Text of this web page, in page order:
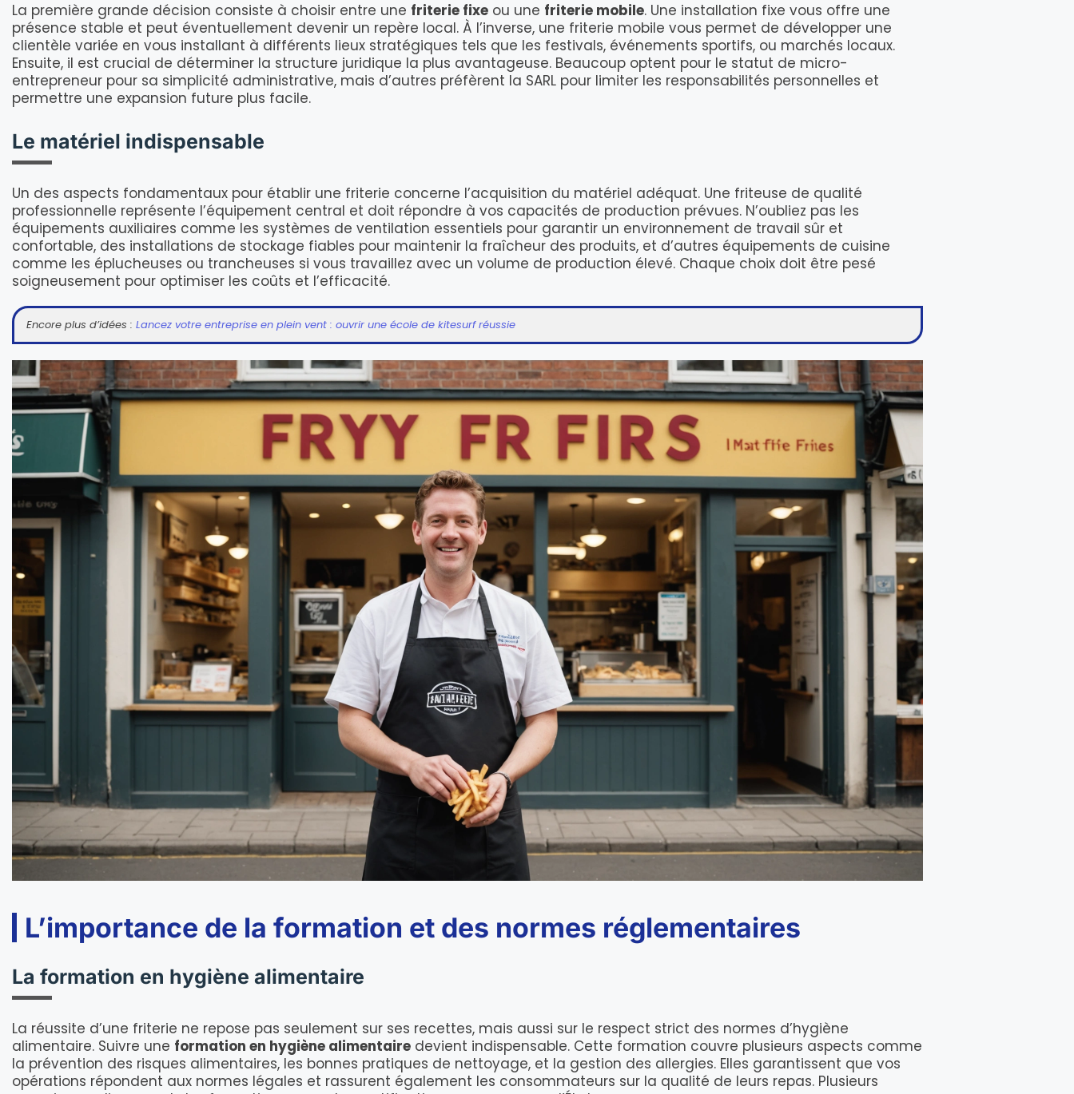
La première grande décision consiste à choisir entre une friterie fixe ou une friterie mobile. Une installation fixe vous offre une
présence stable et peut éventuellement devenir un repère local. À l’inverse, une friterie mobile vous permet de développer une
clientèle variée en vous installant à différents lieux stratégiques tels que les festivals, événements sportifs, ou marchés locaux.
Ensuite, il est crucial de déterminer la structure juridique la plus avantageuse. Beaucoup optent pour le statut de micro-
entrepreneur pour sa simplicité administrative, mais d’autres préfèrent la SARL pour limiter les responsabilités personnelles et
permettre une expansion future plus facile.
Le matériel indispensable
Un des aspects fondamentaux pour établir une friterie concerne l’acquisition du matériel adéquat. Une friteuse de qualité
professionnelle représente l’équipement central et doit répondre à vos capacités de production prévues. N’oubliez pas les
équipements auxiliaires comme les systèmes de ventilation essentiels pour garantir un environnement de travail sûr et
confortable, des installations de stockage fiables pour maintenir la fraîcheur des produits, et d’autres équipements de cuisine
comme les éplucheuses ou trancheuses si vous travaillez avec un volume de production élevé. Chaque choix doit être pesé
soigneusement pour optimiser les coûts et l’efficacité.
Encore plus d’idées : Lancez votre entreprise en plein vent : ouvrir une école de kitesurf réussie
L’importance de la formation et des normes réglementaires
La formation en hygiène alimentaire
La réussite d’une friterie ne repose pas seulement sur ses recettes, mais aussi sur le respect strict des normes d’hygiène
alimentaire. Suivre une formation en hygiène alimentaire devient indispensable. Cette formation couvre plusieurs aspects comme
la prévention des risques alimentaires, les bonnes pratiques de nettoyage, et la gestion des allergies. Elles garantissent que vos
opérations répondent aux normes légales et rassurent également les consommateurs sur la qualité de leurs repas. Plusieurs